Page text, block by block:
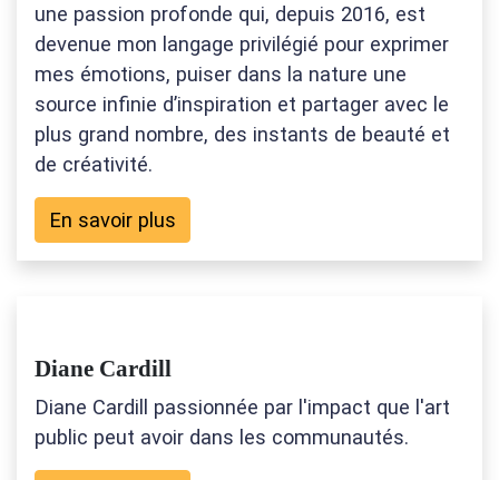
une passion profonde qui, depuis 2016, est
devenue mon langage privilégié pour exprimer
mes émotions, puiser dans la nature une
source infinie d’inspiration et partager avec le
plus grand nombre, des instants de beauté et
de créativité.
En savoir plus
Diane Cardill
Diane Cardill passionnée par l'impact que l'art
public peut avoir dans les communautés.